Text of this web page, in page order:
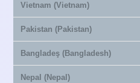
Vietnam (Vietnam)
Pakistan (Pakistan)
Bangladeş (Bangladesh)
Nepal (Nepal)